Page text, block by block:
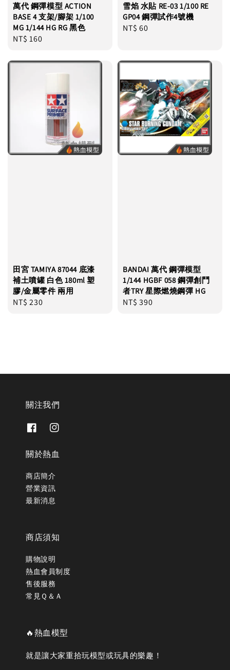
萬代 鋼彈模型 ACTION
BASE 4 支架/腳架 1/100
MG 1/144 HG RG 黑色
Regular
NT$ 160
雪焰 水貼 RE-03 1/100 RE
GP04 鋼彈試作4號機
Regular
NT$ 60
田宮 TAMIYA 87044 底漆
補土噴罐 白色 180ml 塑
膠/金屬零件 兩用
Regular
NT$ 230
BANDAI 萬代 鋼彈模型
1/144 HGBF 058 鋼彈創鬥
者TRY 星際燃燒鋼彈 HG
Regular
NT$ 390
關注我們
關於熱血
商店簡介
營業資訊
最新消息
商店須知
購物說明
熱血會員制度
售後服務
常見Ｑ＆Ａ
🔥熱血模型
就是讓大家重拾玩模型或玩具的樂趣！